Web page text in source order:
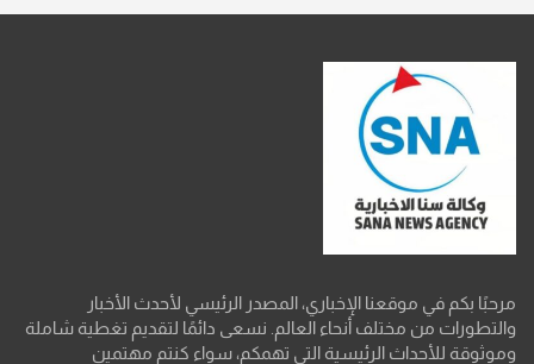
مرحبًا بكم في موقعنا الإخباري، المصدر الرئيسي لأحدث الأخبار
والتطورات من مختلف أنحاء العالم. نسعى دائمًا لتقديم تغطية شاملة
وموثوقة للأحداث الرئيسية التي تهمكم، سواء كنتم مهتمين